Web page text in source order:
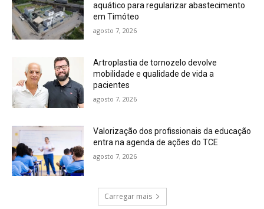
aquático para regularizar abastecimento
em Timóteo
agosto 7, 2026
Artroplastia de tornozelo devolve
mobilidade e qualidade de vida a
pacientes
agosto 7, 2026
Valorização dos profissionais da educação
entra na agenda de ações do TCE
agosto 7, 2026
Carregar mais